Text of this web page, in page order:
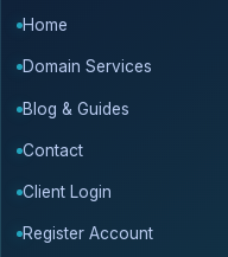
Home
Domain Services
Blog & Guides
Contact
Client Login
Register Account